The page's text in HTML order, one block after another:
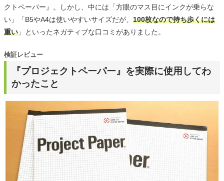
クトペーパー』。しかし、中には「方眼のマス目にインクが乗らな
い」「B5やA4は使いやすいサイズだが、 100枚なので持ち歩くには
重い 」といったネガティブな口コミがありました。
『プロジェクトペーパー』を実際に使用してわ
かったこと
検証レビュー